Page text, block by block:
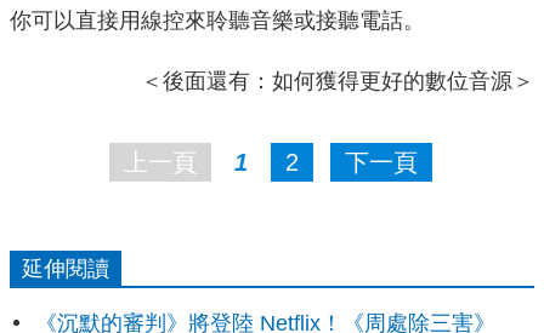
你可以直接用線控來聆聽音樂或接聽電話。
＜後面還有：如何獲得更好的數位音源＞
上一頁 1 2 下一頁
延伸閱讀
《沉默的審判》將登陸 Netflix！《周處除三害》